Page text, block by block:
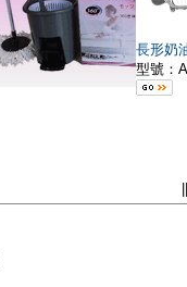
長形奶
型號：